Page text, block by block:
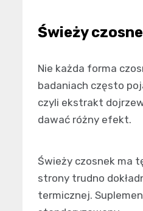
Świeży
Nie każda forma
badaniach często
czyli ekstrakt
dawać różny efekt.
Świeży czosnek ma
strony trudno
termicznej.